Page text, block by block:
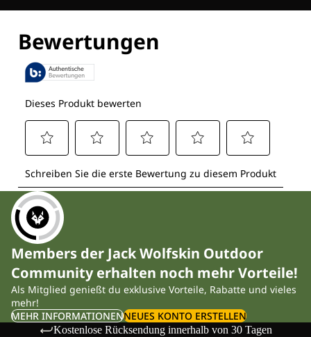
Members der Jack Wolfskin Outdoor
Community erhalten noch mehr Vorteile!
Als Mitglied genießt du exklusive Vorteile, Rabatte und vieles
mehr!
MEHR INFORMATIONENNEUES KONTO ERSTELLEN
Kostenlose Rücksendung innerhalb von 30 Tagen